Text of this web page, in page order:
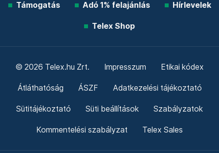
Támogatás Adó 1% felajánlás Hírlevelek
Telex Shop
© 2026 Telex.hu Zrt. Impresszum Etikai kódex
Átláthatóság ÁSZF Adatkezelési tájékoztató
Sütitájékoztató Süti beállítások Szabályzatok
Kommentelési szabályzat Telex Sales